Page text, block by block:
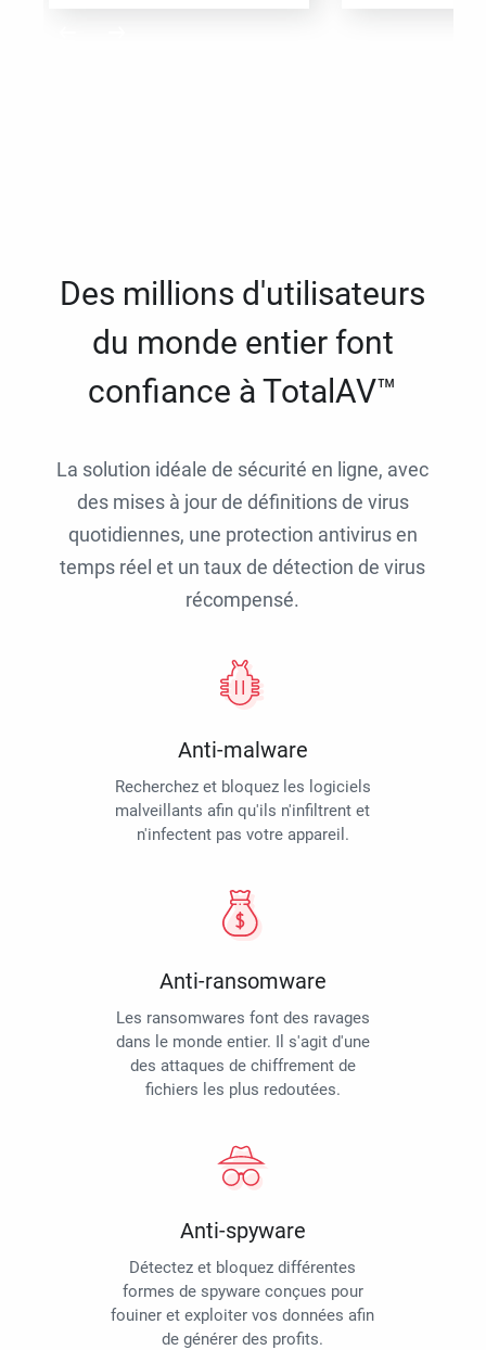
Des millions d'utilisateurs
du monde entier font
confiance à TotalAV™
La solution idéale de sécurité en ligne, avec
des mises à jour de définitions de virus
quotidiennes, une protection antivirus en
temps réel et un taux de détection de virus
récompensé.
Anti-malware
Recherchez et bloquez les logiciels
malveillants afin qu'ils n'infiltrent et
n'infectent pas votre appareil.
Anti-ransomware
Les ransomwares font des ravages
dans le monde entier. Il s'agit d'une
des attaques de chiffrement de
fichiers les plus redoutées.
Anti-spyware
Détectez et bloquez différentes
formes de spyware conçues pour
fouiner et exploiter vos données afin
de générer des profits.